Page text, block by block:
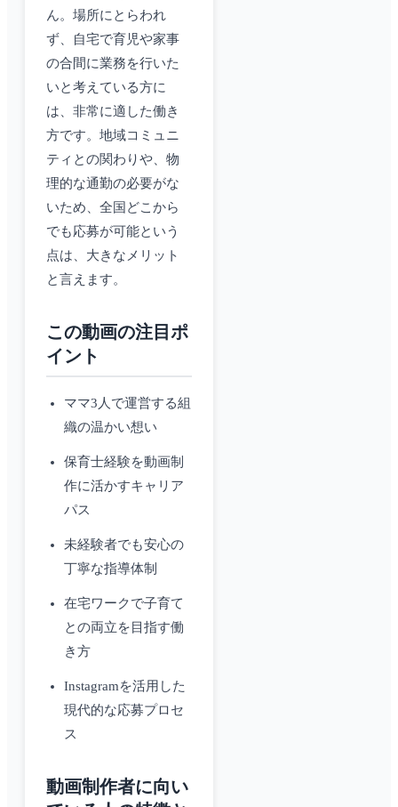
ん。場所にとらわれ
ず、自宅で育児や家事
の合間に業務を行いた
いと考えている方に
は、非常に適した働き
方です。地域コミュニ
ティとの関わりや、物
理的な通勤の必要がな
いため、全国どこから
でも応募が可能という
点は、大きなメリット
と言えます。
この動画の注目ポ
イント
ママ3人で運営する組
織の温かい想い
保育士経験を動画制
作に活かすキャリア
パス
未経験者でも安心の
丁寧な指導体制
在宅ワークで子育て
との両立を目指す働
き方
Instagramを活用した
現代的な応募プロセ
ス
動画制作者に向い